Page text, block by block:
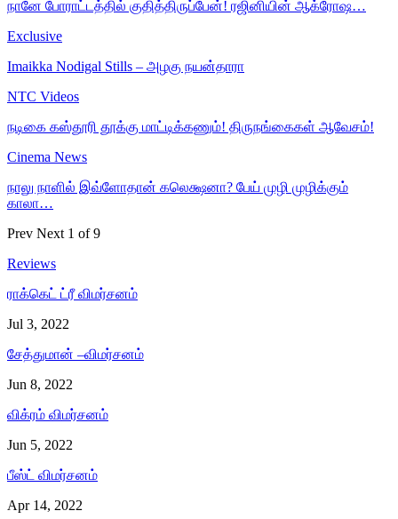
நானே போராட்டத்தில் குதித்திருப்பேன்! ரஜினியின் ஆக்ரோஷ…
Exclusive
Imaikka Nodigal Stills – அழகு நயன்தாரா
NTC Videos
நடிகை கஸ்தூரி தூக்கு மாட்டிக்கணும்! திருநங்கைகள் ஆவேசம்!
Cinema News
நாலு நாளில் இவ்ளோதான் கலெக்ஷனா? பேய் முழி முழிக்கும்
காலா…
Prev Next 1 of 9
Reviews
ராக்கெட் ட்ரீ விமர்சனம்
Jul 3, 2022
சேத்துமான் –விமர்சனம்
Jun 8, 2022
விக்ரம் விமர்சனம்
Jun 5, 2022
பீஸ்ட் விமர்சனம்
Apr 14, 2022